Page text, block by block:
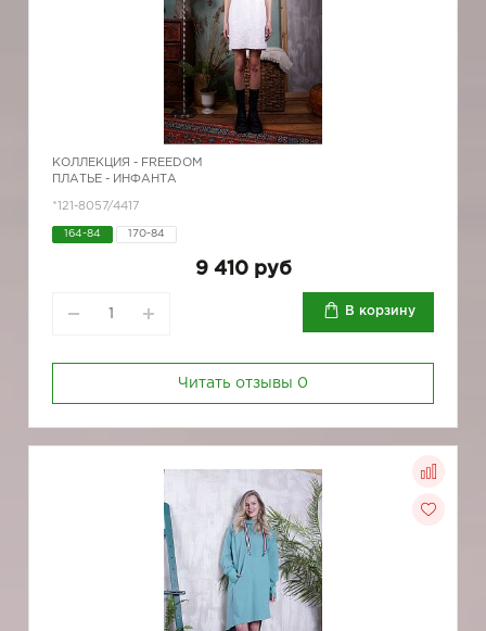
КОЛЛЕКЦИЯ - FREEDOM
ПЛАТЬЕ - ИНФАНТА
*121-8057/4417
164-84 170-84
9 410 руб
В корзину
Читать отзывы 0